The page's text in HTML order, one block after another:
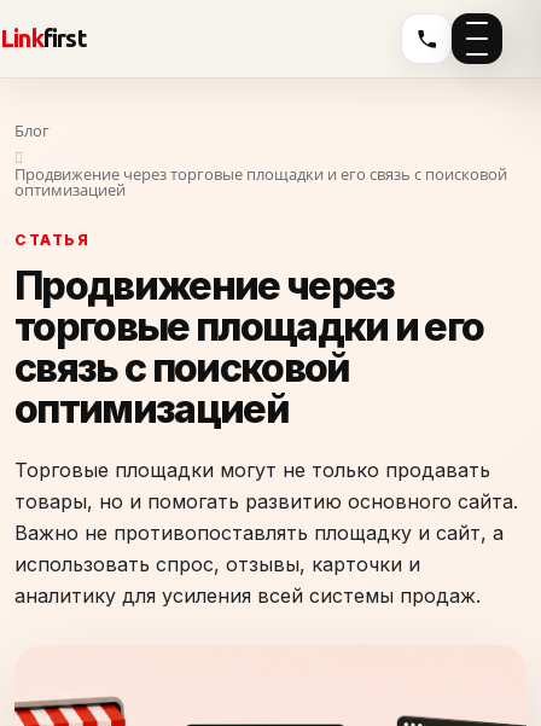
Linkfirst
Блог
Продвижение через торговые площадки и его связь с поисковой
оптимизацией
СТАТЬЯ
Продвижение через
торговые площадки и его
связь с поисковой
оптимизацией
Торговые площадки могут не только продавать
товары, но и помогать развитию основного сайта.
Важно не противопоставлять площадку и сайт, а
использовать спрос, отзывы, карточки и
аналитику для усиления всей системы продаж.